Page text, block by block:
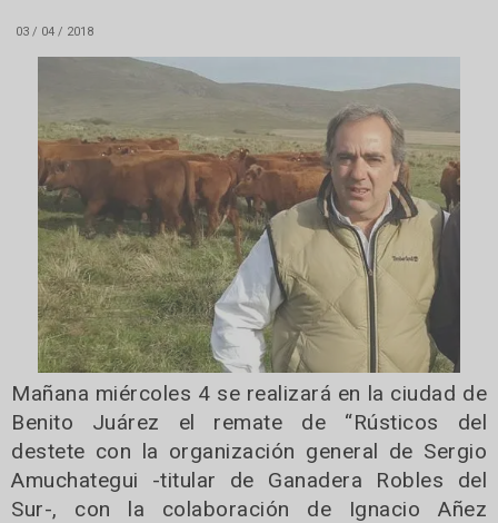
03 / 04 / 2018
Mañana miércoles 4 se realizará en la ciudad de
Benito Juárez el remate de “Rústicos del
destete con la organización general de Sergio
Amuchategui -titular de Ganadera Robles del
Sur-, con la colaboración de Ignacio Añez